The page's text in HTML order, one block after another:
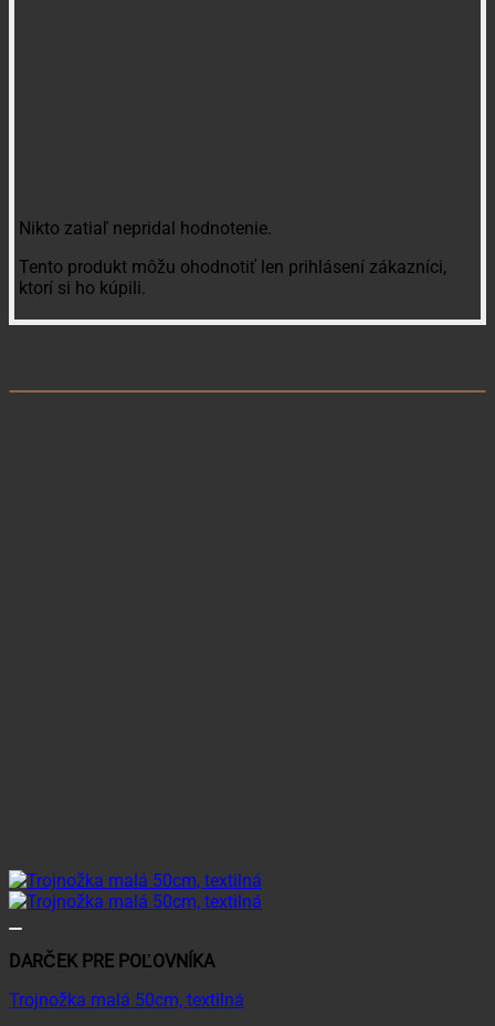
Nikto zatiaľ nepridal hodnotenie.
Tento produkt môžu ohodnotiť len prihlásení zákazníci,
ktorí si ho kúpili.
DARČEK PRE POĽOVNÍKA
Trojnožka malá 50cm, textilná